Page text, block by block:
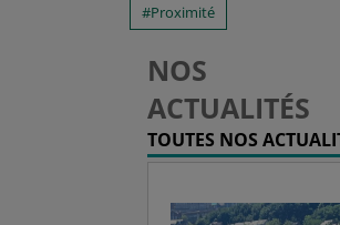
Proximité
NOS
ACTUALITÉS
TOUTES NOS